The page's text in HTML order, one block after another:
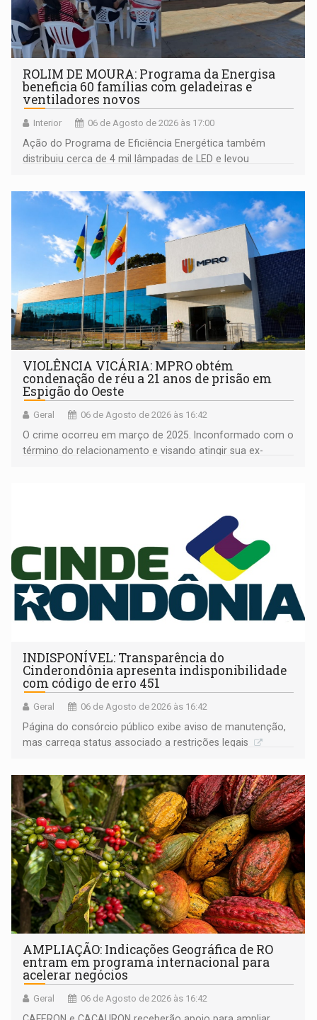
ROLIM DE MOURA: Programa da Energisa
beneficia 60 famílias com geladeiras e
ventiladores novos
Interior 06 de Agosto de 2026 às 17:00
Ação do Programa de Eficiência Energética também
distribuiu cerca de 4 mil lâmpadas de LED e levou
comunidade
VIOLÊNCIA VICÁRIA: MPRO obtém
condenação de réu a 21 anos de prisão em
Espigão do Oeste
Geral 06 de Agosto de 2026 às 16:42
O crime ocorreu em março de 2025. Inconformado com o
término do relacionamento e visando atingir sua ex-
INDISPONÍVEL: Transparência do
Cinderondônia apresenta indisponibilidade
com código de erro 451
Geral 06 de Agosto de 2026 às 16:42
Página do consórcio público exibe aviso de manutenção,
mas carrega status associado a restrições legais
AMPLIAÇÃO: Indicações Geográfica de RO
entram em programa internacional para
acelerar negócios
Geral 06 de Agosto de 2026 às 16:42